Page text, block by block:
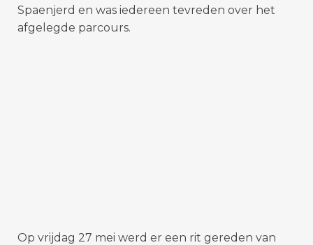
Spaenjerd en was iedereen tevreden over het
afgelegde parcours.
Op vrijdag 27 mei werd er een rit gereden van